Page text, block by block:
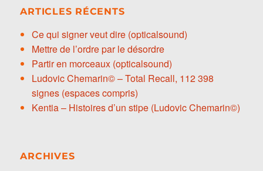
ARTICLES RÉCENTS
Ce qui signer veut dire (opticalsound)
Mettre de l’ordre par le désordre
Partir en morceaux (opticalsound)
Ludovic Chemarin© – Total Recall, 112 398
signes (espaces compris)
Kentia – Histoires d’un stipe (Ludovic Chemarin©)
ARCHIVES